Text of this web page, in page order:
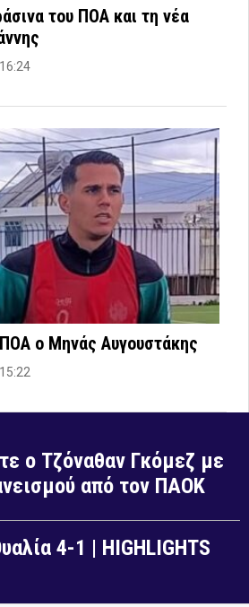
του ΠΟΑ και τη νέα
ο Μηνάς Αυγουστάκης
ο Τζόναθαν Γκόμεζ με
από τον ΠΑΟΚ
4-1 | HIGHLIGHTS